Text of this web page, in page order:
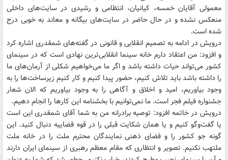
معمولی آقایان خمسه، کیانیان، انتظامی و رشیدی در سایت‌های داخلی
منعکس نشده و در حال حاضر در سایت‌های بیگانه و معاند به خوبی درج
شده است.
درویش در ادامه به تصمیم انقلابی و قانونی در گفته‌های شمقدری اشاره کرد
و افزود: من اعتقاد دارم خانه سینما انقلابی‌ترین نهادی است که در سینمای
کشور می‌تواند حیات داشته باشد و اگر ما می‌خواهیم شکلی از آرمان‌های ما
را داشته باشد باید تلاش کنیم، حضور پیدا کنیم و کار کنیم زیرساخت‌ها را به
وجود بیاوریم، امید و اخلاق و آگاهی را به وجود بیاوریم که الان شعار
جشنواره فیلم فجر است. ما نمی‌توانیم با بخشنامه این کارها را انجام دهیم.
درویش در خاتمه افزود: توصیه برادرانه من به شما آقای شمقدری این است
یا گفت‌و‌گو کنیم و یا همان شکایت قبلی را در قوه قضاییه دنبال کنید. این
گونه جو کشور را و فضای ذهنی نمایندگان محترم ملت را در خانه ملت
ملتهب نکنیم. تصویر و انتظاری که مقام معظم رهبری از سینمای ایران دارند